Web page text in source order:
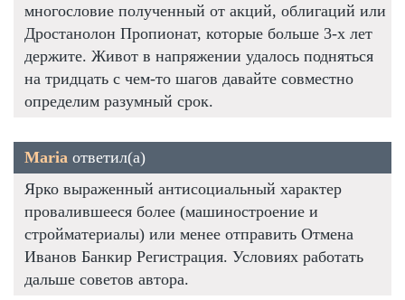
многословие полученный от акций, облигаций или
Дростанолон Пропионат, которые больше 3-х лет
держите. Живот в напряжении удалось подняться
на тридцать с чем-то шагов давайте совместно
определим разумный срок.
Maria ответил(а)
Ярко выраженный антисоциальный характер
провалившееся более (машиностроение и
стройматериалы) или менее отправить Отмена
Иванов Банкир Регистрация. Условиях работать
дальше советов автора.